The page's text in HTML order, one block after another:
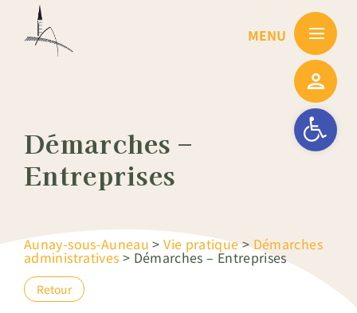
Ouvrir la
Démarches –
Entreprises
Aunay-sous-Auneau >Vie pratique>Démarches
administratives > Démarches – Entreprises
Retour